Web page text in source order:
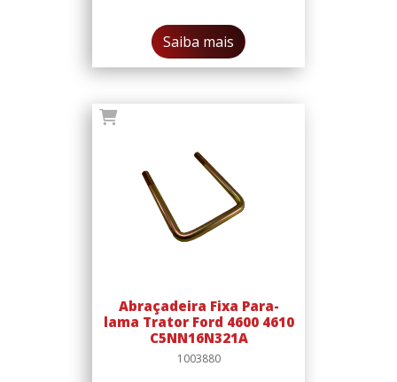
Saiba mais
Abraçadeira Fixa Para-
lama Trator Ford 4600 4610
C5NN16N321A
1003880